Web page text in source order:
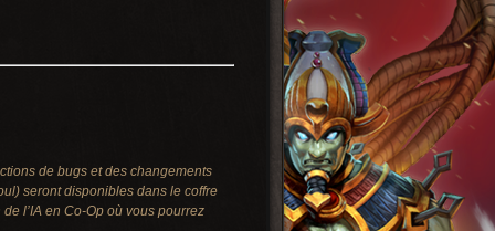
de bugs et des changements
seront disponibles dans le coffre
l’IA en Co-Op où vous pourrez